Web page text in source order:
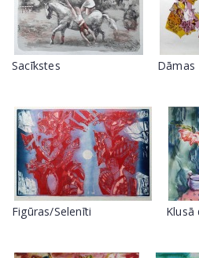
Sacīkstes Dāmas
Figūras/Selenīti Klusā